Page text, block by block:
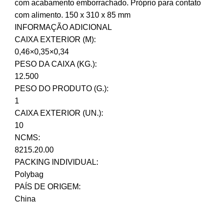
com acabamento emborrachado. Próprio para contato
com alimento. 150 x 310 x 85 mm
INFORMAÇÃO ADICIONAL
CAIXA EXTERIOR (M):
0,46×0,35×0,34
PESO DA CAIXA (KG.):
12.500
PESO DO PRODUTO (G.):
1
CAIXA EXTERIOR (UN.):
10
NCMS:
8215.20.00
PACKING INDIVIDUAL:
Polybag
PAÍS DE ORIGEM:
China